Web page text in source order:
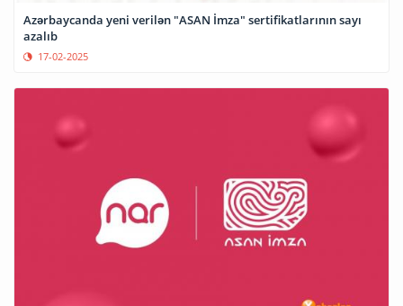
Azərbaycanda yeni verilən "ASAN İmza" sertifikatlarının sayı
azalıb
17-02-2025